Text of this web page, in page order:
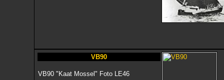
VB90
VB90 "Kaat Mossel" Foto LE46